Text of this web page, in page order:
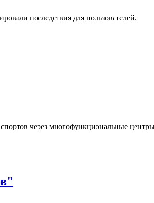
последствия для пользователей.
через многофункциональные